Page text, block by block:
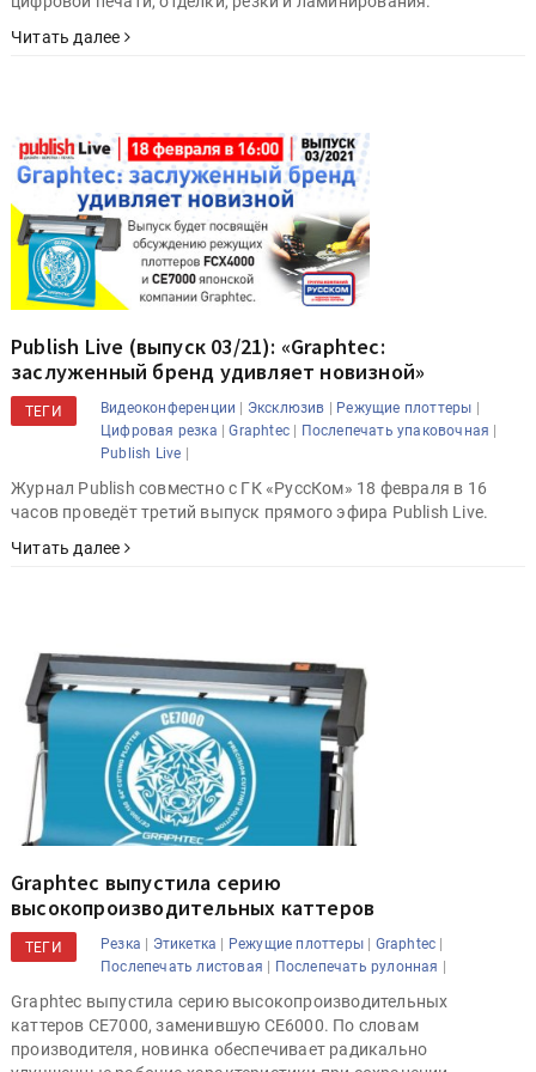
Читать далее
Publish Live (выпуск 03/21): «Graphtec:
заслуженный бренд удивляет новизной»
ТЕГИ Видеоконференции | Эксклюзив | Режущие плоттеры |
Цифровая резка |Graphtec | Послепечать упаковочная |
Publish Live |
Журнал Publish совместно с ГК «РуссКом» 18 февраля в 16
часов проведёт третий выпуск прямого эфира Publish Live.
Читать далее
Graphtec выпустила серию
высокопроизводительных каттеров
ТЕГИ Резка | Этикетка | Режущие плоттеры | Graphtec |
Послепечать листовая | Послепечать рулонная |
Graphtec выпустила серию высокопроизводительных
каттеров CE7000, заменившую CE6000. По словам
производителя, новинка обеспечивает радикально